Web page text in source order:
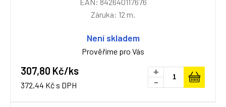
Záruka: 12 m.
Není skladem
Prověříme pro Vás
307,80 Kč/ks
372,44 Kč s DPH
+
-